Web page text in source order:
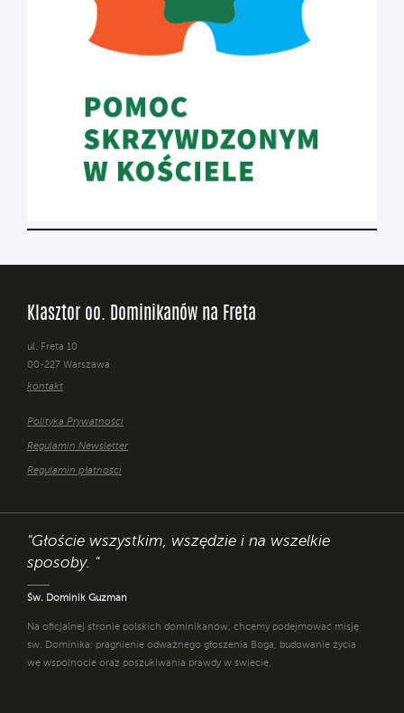
Klasztor oo. Dominikanów na Freta
ul. Freta 10
00-227 Warszawa
kontakt
Polityka Prywatności
Regulamin Newsletter
Regulamin płatności
"Głoście wszystkim, wszędzie i na wszelkie
sposoby. "
Św. Dominik Guzman
Na oficjalnej stronie polskich dominikanów, chcemy podejmować misję
św. Dominika: pragnienie odważnego głoszenia Boga, budowanie życia
we wspólnocie oraz poszukiwania prawdy w świecie.